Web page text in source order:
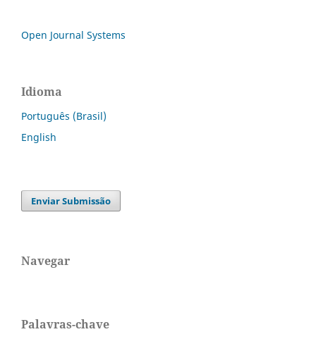
Open Journal Systems
Idioma
Português (Brasil)
English
Enviar Submissão
Navegar
Palavras-chave